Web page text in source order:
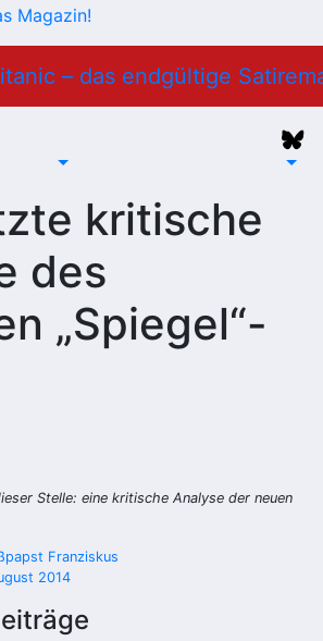
kritische
des
„Spiegel“-
Stelle: eine kritische Analyse der neuen
Franziskus
2014